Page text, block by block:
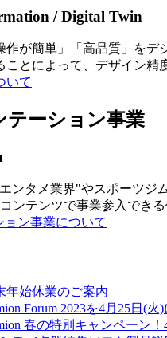
/ Digital Twin
作が簡単」「高品質」を
ことによって、デザイン精
いて
テーション事業
ンタメ業界"やスポーツジ
ンテンツで事業参入でき
ョン事業について
年始休業のご案内
Forum 2023を4月25日(火
春の特別キャンペーン